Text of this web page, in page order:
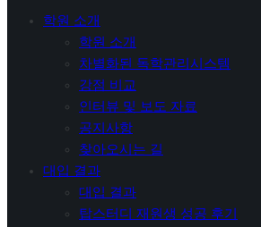
학원 소개
학원 소개
차별화된 독학관리시스템
강점 비교
인터뷰 및 보도 자료
공지사항
찾아오시는 길
대입 결과
대입 결과
탑스터디 재원생 성공 후기